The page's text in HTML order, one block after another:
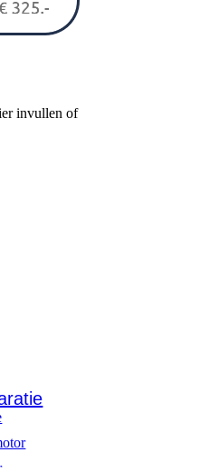
invullen of